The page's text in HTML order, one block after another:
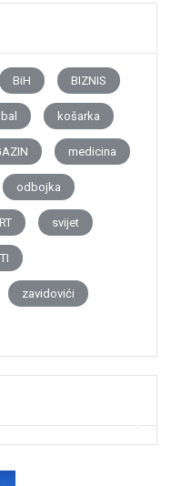
BiH BIZNIS
košarka
medicina
odbojka
svijet
zavidovići